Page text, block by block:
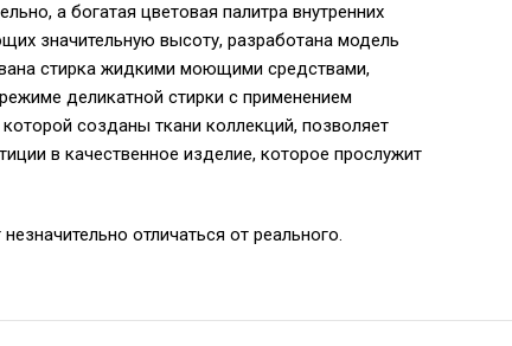
а богатая цветовая палитра внутренних
значительную высоту, разработана модель
стирка жидкими моющими средствами,
деликатной стирки с применением
созданы ткани коллекций, позволяет
в качественное изделие, которое прослужит
отличаться от реального.